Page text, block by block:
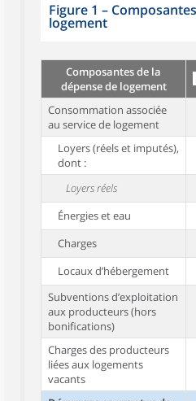
Figure 1 –
logement
Composantes de la
dépense de logement
Consommation associée
au service de logement
Loyers (réels et imputés),
dont :
Loyers réels
Énergies et eau
Charges
Locaux d’hébergement
Subventions d’exploitation
aux producteurs (hors
bonifications)
Charges des producteurs
liées aux logements
vacants